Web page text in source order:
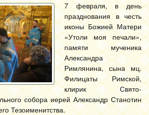
7 февраля, в день
празднования в честь
иконы Божией Матери
«Утоли моя печали»,
памяти мученика
Александра
Римлянина, сына мц.
Филицаты Римской,
клирик Свято-
собора иерей Александр Станотин
Тезоименитства.